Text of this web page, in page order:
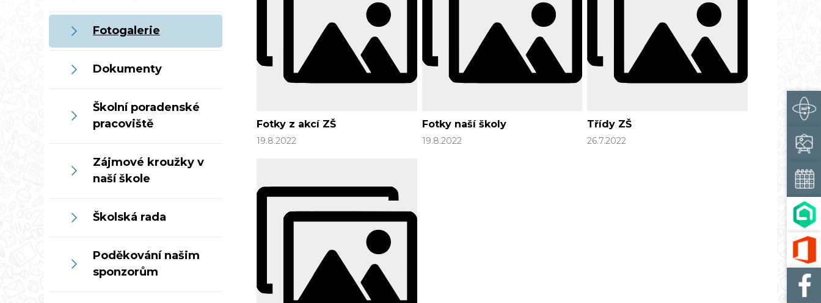
Fotky z akcí ZŠ
19.8.2022
Fotky naší školy
19.8.2022
Třídy ZŠ
26.7.2022
Fotogalerie
Dokumenty
Školní poradenské
pracoviště
Zájmové kroužky v
naší škole
Školská rada
Poděkování našim
sponzorům